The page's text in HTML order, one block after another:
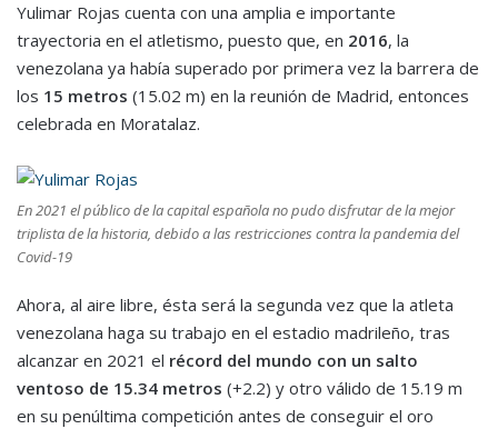
Yulimar Rojas cuenta con una amplia e importante
trayectoria en el atletismo, puesto que, en 2016, la
venezolana ya había superado por primera vez la barrera de
los 15 metros (15.02 m) en la reunión de Madrid, entonces
celebrada en Moratalaz.
En 2021 el público de la capital española no pudo disfrutar de la mejor
triplista de la historia, debido a las restricciones contra la pandemia del
Covid-19
Ahora, al aire libre, ésta será la segunda vez que la atleta
venezolana haga su trabajo en el estadio madrileño, tras
alcanzar en 2021 el récord del mundo con un salto
ventoso de 15.34 metros (+2.2) y otro válido de 15.19 m
en su penúltima competición antes de conseguir el oro